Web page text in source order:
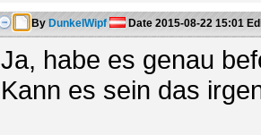
By DunkelWipf Date 2015-08-22 15:01
Ja, habe es genau
Kann es sein das